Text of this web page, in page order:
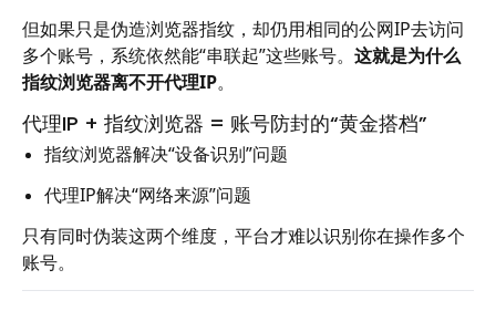
但如果只是伪造浏览器指纹，却仍用相同的公网IP去访问
多个账号，系统依然能“串联起”这些账号。 这就是为什么
指纹浏览器离不开代理IP。
代理IP + 指纹浏览器 = 账号防封的“黄金搭档”
指纹浏览器解决“设备识别”问题
代理IP解决“网络来源”问题
只有同时伪装这两个维度，平台才难以识别你在操作多个
账号。